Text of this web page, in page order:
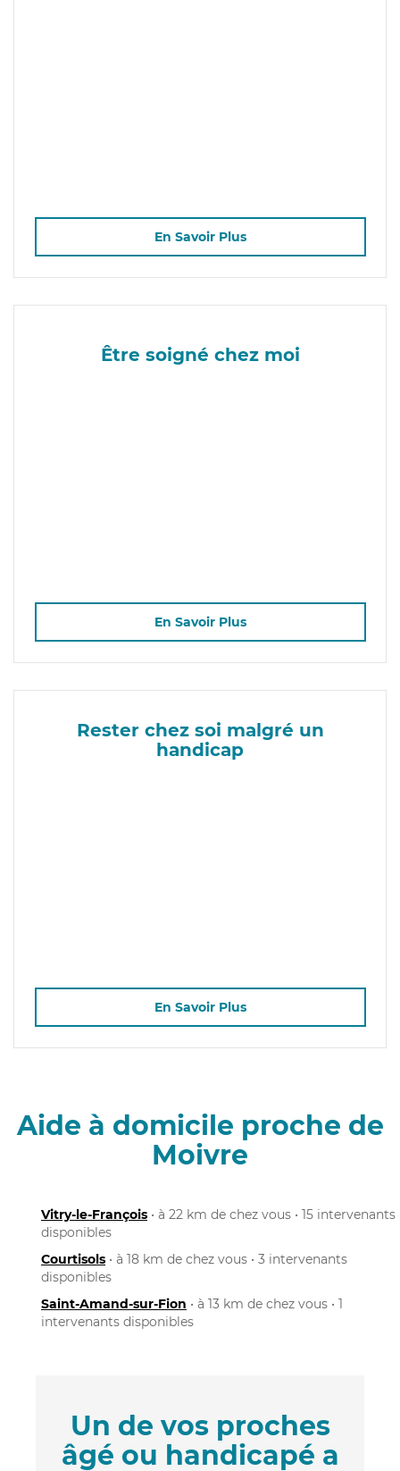
En Savoir Plus
Être soigné chez moi
En Savoir Plus
Rester chez soi malgré un
handicap
En Savoir Plus
Aide à domicile proche de
Moivre
Vitry-le-François • à 22 km de chez vous • 15 intervenants
disponibles
Courtisols • à 18 km de chez vous • 3 intervenants
disponibles
Saint-Amand-sur-Fion • à 13 km de chez vous • 1
intervenants disponibles
Un de vos proches
âgé ou handicapé a